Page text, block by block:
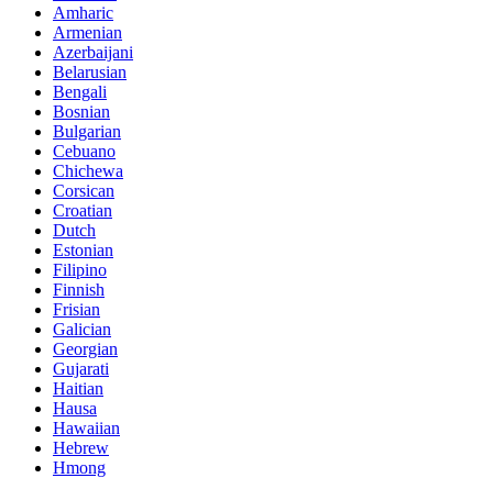
Amharic
Armenian
Azerbaijani
Belarusian
Bengali
Bosnian
Bulgarian
Cebuano
Chichewa
Corsican
Croatian
Dutch
Estonian
Filipino
Finnish
Frisian
Galician
Georgian
Gujarati
Haitian
Hausa
Hawaiian
Hebrew
Hmong